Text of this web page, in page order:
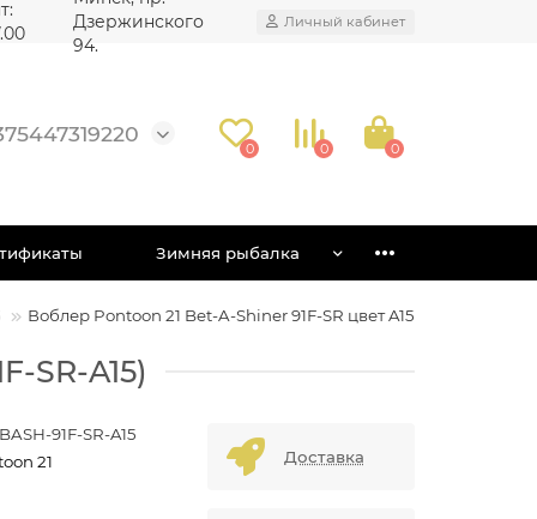
Дзержинского
94.
Личный кабинет
0 0 0
Зимняя рыбалка
Воблер Pontoon 21 Bet-A-Shiner 91F-SR цвет A15
SR-A15)
91F-SR-A15
21 Доставка